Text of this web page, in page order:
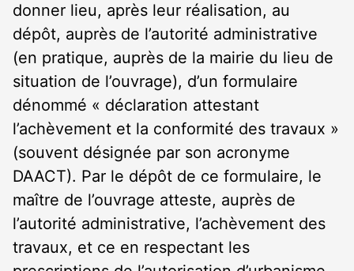
donner lieu, après leur réalisation, au
dépôt, auprès de l’autorité administrative
(en pratique, auprès de la mairie du lieu de
situation de l’ouvrage), d’un formulaire
dénommé « déclaration attestant
l’achèvement et la conformité des travaux »
(souvent désignée par son acronyme
DAACT). Par le dépôt de ce formulaire, le
maître de l’ouvrage atteste, auprès de
l’autorité administrative, l’achèvement des
travaux, et ce en respectant les